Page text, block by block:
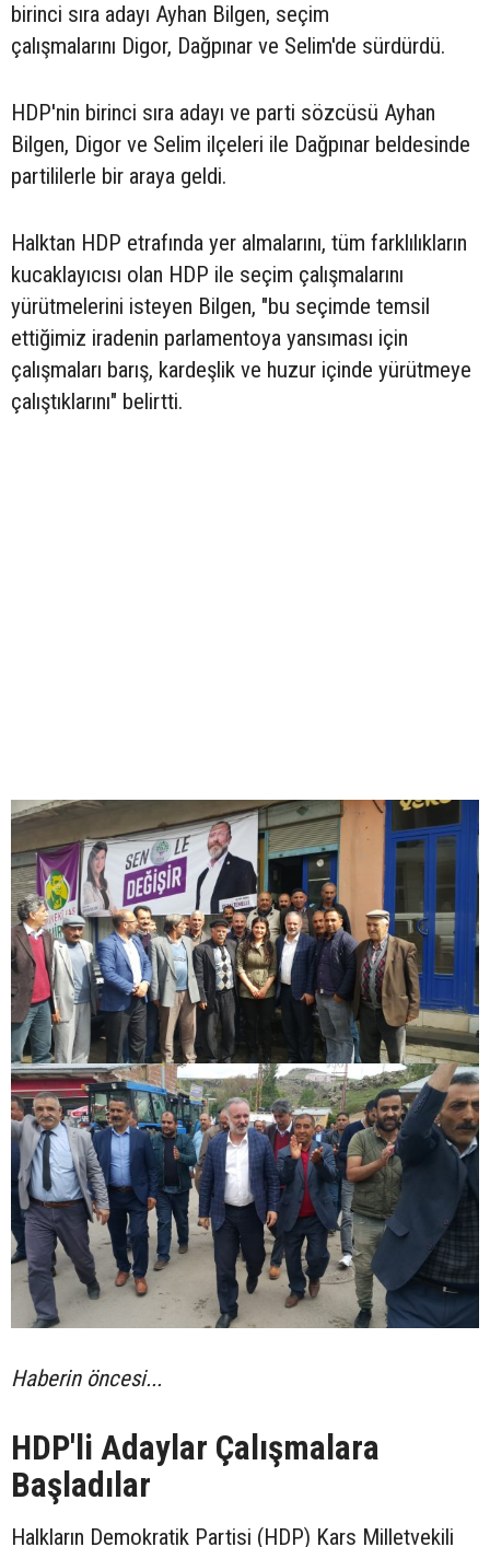
birinci sıra adayı Ayhan Bilgen, seçim
çalışmalarını Digor, Dağpınar ve Selim'de sürdürdü.
HDP'nin birinci sıra adayı ve parti sözcüsü Ayhan
Bilgen, Digor ve Selim ilçeleri ile Dağpınar beldesinde
partililerle bir araya geldi.
Halktan HDP etrafında yer almalarını, tüm farklılıkların
kucaklayıcısı olan HDP ile seçim çalışmalarını
yürütmelerini isteyen Bilgen, "bu seçimde temsil
ettiğimiz iradenin parlamentoya yansıması için
çalışmaları barış, kardeşlik ve huzur içinde yürütmeye
çalıştıklarını" belirtti.
Haberin öncesi...
HDP'li Adaylar Çalışmalara
Başladılar
Halkların Demokratik Partisi (HDP) Kars Milletvekili